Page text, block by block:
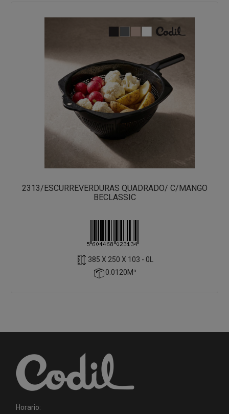
2313/ESCURREVERDURAS QUADRADO/ C/MANGO
BECLASSIC
385 X 250 X 103 - 0L
0.0120M³
Horario: